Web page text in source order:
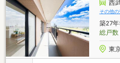
西
その他の
築27
総戸数
東